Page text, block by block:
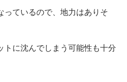
っているので、地力はありそ
トに沈んでしまう可能性も十分